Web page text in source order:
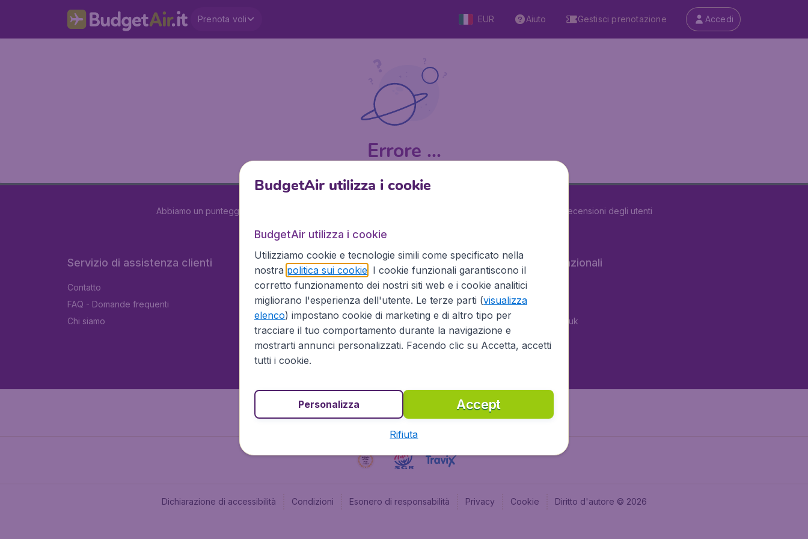
Prenota voli EUR Aiuto Gestisci prenotazione Accedi
Errore ...
Abbiamo un punteggio di recensioni degli utenti
Servizio di assistenza clienti
Contatto
FAQ - Domande frequenti
Chi siamo
BudgetAir.it
Affiliazioni
Informazioni Legali
Opportunità professionali
Siti internazionali
BudgetAir.es
BudgetAir.fr
BudgetAir.co.uk
Dichiarazione di accessibilità Condizioni Esonero di responsabilità Privacy Cookie Diritto d'autore © 2026
BudgetAir utilizza i cookie
BudgetAir utilizza i cookie
Utilizziamo cookie e tecnologie simili come specificato nella
nostra politica sui cookie. I cookie funzionali garantiscono il
corretto funzionamento dei nostri siti web e i cookie analitici
migliorano l'esperienza dell'utente. Le terze parti (visualizza
elenco) impostano cookie di marketing e di altro tipo per
tracciare il tuo comportamento durante la navigazione e
mostrarti annunci personalizzati. Facendo clic su Accetta, accetti
tutti i cookie.
Accept
Personalizza
Rifiuta